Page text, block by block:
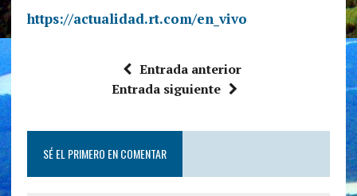
https://actualidad.rt.com/en_vivo
Entrada anterior
Entrada siguiente
SÉ EL PRIMERO EN COMENTAR